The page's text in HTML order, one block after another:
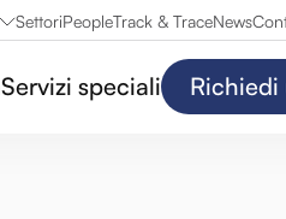
SettoriPeopleTrack & TraceNews
Servizi speciali Richiedi